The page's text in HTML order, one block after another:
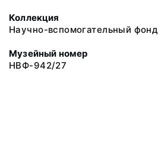
Коллекция
Научно-вспомогательный фонд
Музейный номер
НВФ-942/27